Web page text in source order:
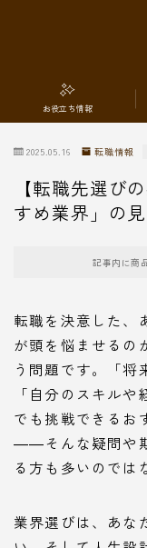
お役立ち情報
2025.05.16 転職情報
【転職先選び
すめ業界」の
記事内に商
転職を決意した、
が頭を悩ませるの
う問題です。「将
「自分のスキル
でも挑戦できるお
――そんな疑問や
る方も多いのでは
業界選びは、あな